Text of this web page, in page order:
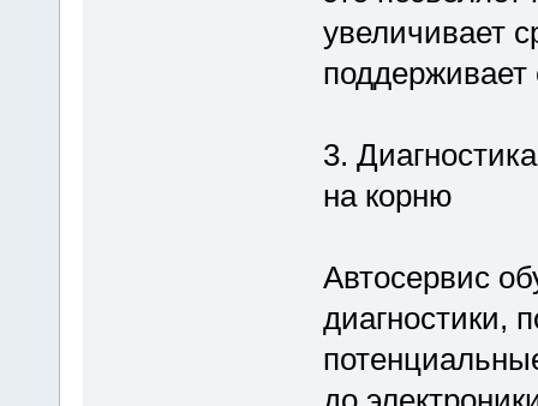
увеличивает
поддерживает
3.
на корню
Автосервис
диагностики,